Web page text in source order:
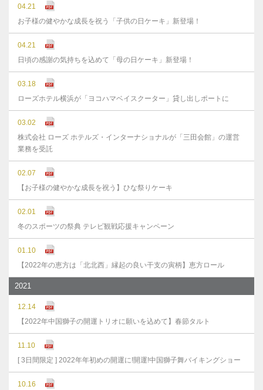
04.21
お子様の健やかな成長を祝う「子供の日ケーキ」新登場！
04.21
日頃の感謝の気持ちを込めて「母の日ケーキ」新登場！
03.18
ローズホテル横浜が「ヨコハマベイスクーター」貸し出しポートに
03.02
株式会社 ローズ ホテルズ・インターナショナルが「三田会館」の運営
業務を受託
02.07
【お子様の健やかな成長を祝う】ひな祭りケーキ
02.01
冬のスポーツの祭典 テレビ観戦応援キャンペーン
01.10
【2022年の恵方は「北北西」縁起の良い干支の寅柄】恵方ロール
2021
12.14
【2022年中国獅子の開運トリオに願いを込めて】春節タルト
11.10
[ 3日間限定 ] 2022年年初めの開運に!開運!中国獅子舞バイキングショー
10.16